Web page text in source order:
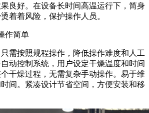
良好。在设备长时间高温运行下，筒身
着着风险，保护操作人员。
简单
按照规程操作，降低操作难度和人工
动控制系统，用户设定干燥温度和时间
干燥过程，无需复杂手动操作。易于维
间。紧凑设计节省空间，方便安装和移